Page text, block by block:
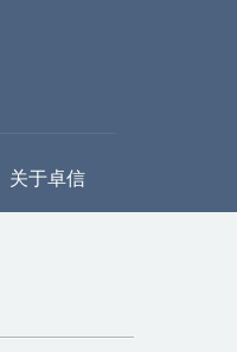
关于卓信